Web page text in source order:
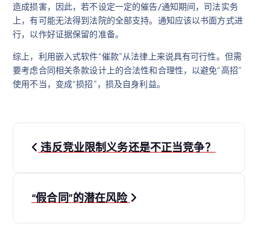
造成损害，因此，若不设定一定的催告/通知期间，司法实务
上，有可能无法得到法院的全部支持。通知应该以书面方式进
行，以作好证据保留的准备。
综上，利用嵌入式软件“催款”从法律上来说具有可行性。但需
要考虑合同相关条款设计上的合法性和合理性，以避免“高招”
使用不当，变成“损招”，损及自身利益。
文
导
违反竞业限制义务还是不正当竞争？
“假合同”的潜在风险